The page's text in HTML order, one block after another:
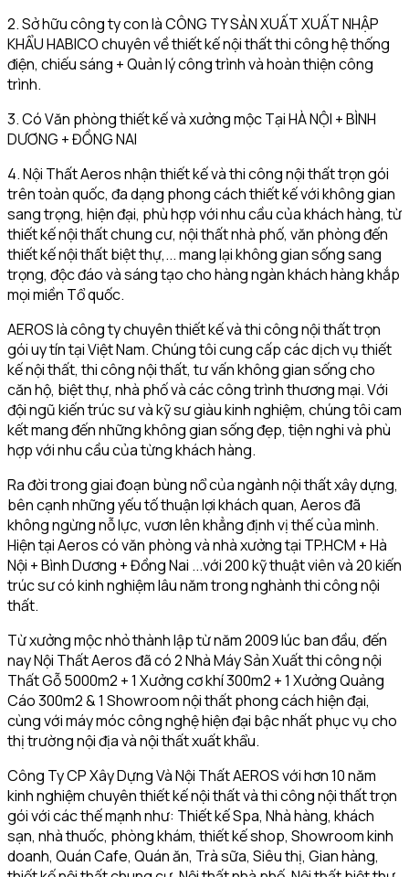
2. Sở hữu công ty con là CÔNG TY SẢN XUẤT XUẤT NHẬP
KHẨU HABICO chuyên về thiết kế nội thất thi công hệ thống
điện, chiếu sáng + Quản lý công trình và hoàn thiện công
trình.
3. Có Văn phòng thiết kế và xưởng mộc Tại HÀ NỘI + BÌNH
DƯƠNG + ĐỒNG NAI
4. Nội Thất Aeros nhận thiết kế và thi công nội thất trọn gói
trên toàn quốc, đa dạng phong cách thiết kế với không gian
sang trọng, hiện đại, phù hợp với nhu cầu của khách hàng, từ
thiết kế nội thất chung cư, nội thất nhà phố, văn phòng đến
thiết kế nội thất biệt thự,... mang lại không gian sống sang
trọng, độc đáo và sáng tạo cho hàng ngàn khách hàng khắp
mọi miền Tổ quốc.
AEROS là công ty chuyên thiết kế và thi công nội thất trọn
gói uy tín tại Việt Nam. Chúng tôi cung cấp các dịch vụ thiết
kế nội thất, thi công nội thất, tư vấn không gian sống cho
căn hộ, biệt thự, nhà phố và các công trình thương mại. Với
đội ngũ kiến trúc sư và kỹ sư giàu kinh nghiệm, chúng tôi cam
kết mang đến những không gian sống đẹp, tiện nghi và phù
hợp với nhu cầu của từng khách hàng.
Ra đời trong giai đoạn bùng nổ của ngành nội thất xây dựng,
bên cạnh những yếu tố thuận lợi khách quan, Aeros đã
không ngừng nỗ lực, vươn lên khẳng định vị thế của mình.
Hiện tại Aeros có văn phòng và nhà xưởng tại TP.HCM + Hà
Nội + Bình Dương + Đồng Nai ...với 200 kỹ thuật viên và 20 kiến
trúc sư có kinh nghiệm lâu năm trong nghành thi công nội
thất.
Từ xưởng mộc nhỏ thành lập từ năm 2009 lúc ban đầu, đến
nay Nội Thất Aeros đã có 2 Nhà Máy Sản Xuất thi công nội
Thất Gỗ 5000m2 + 1 Xưởng cơ khí 300m2 + 1 Xưởng Quảng
Cáo 300m2 & 1 Showroom nội thất phong cách hiện đại,
cùng với máy móc công nghệ hiện đại bậc nhất phục vụ cho
thị trường nội địa và nội thất xuất khẩu.
Công Ty CP Xây Dựng Và Nội Thất AEROS với hơn 10 năm
kinh nghiệm chuyên thiết kế nội thất và thi công nội thất trọn
gói với các thế mạnh như: Thiết kế Spa, Nhà hàng, khách
sạn, nhà thuốc, phòng khám, thiết kế shop, Showroom kinh
doanh, Quán Cafe, Quán ăn, Trà sữa, Siêu thị, Gian hàng,